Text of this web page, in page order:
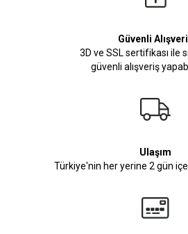
Güvenli
3D ve SSL sertifikası ile
güvenli alışveriş
Ulaşım
Türkiye'nin her yerine 2 gün